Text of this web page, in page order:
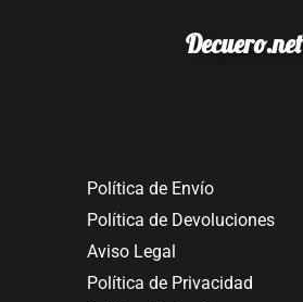
Decuero.net
Política de Envío
Política de Devoluciones
Aviso Legal
Política de Privacidad